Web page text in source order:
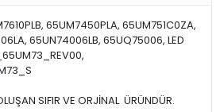
65UM7450PLA, 65UM751C0ZA,
65UN74006LB, 65UQ75006, LED
SIFIR VE ORJİNAL ÜRÜNDÜR.